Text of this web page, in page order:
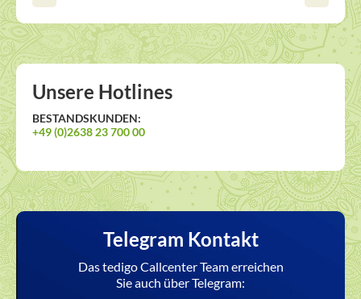
Unsere Hotlines
BESTANDSKUNDEN:
+49 (0)2638 23 700 00
Telegram Kontakt
Das tedigo Callcenter Team erreichen
Sie auch über Telegram: